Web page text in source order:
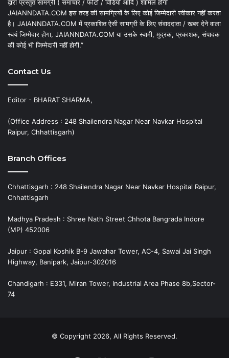
द्वारा प्रस्तुत सामग्री ( समाचार / फोटो / विडियो आदि ) शामिल होगी
JAIANNDATA.COM इस तरह की सामग्रियों के लिए कोई जिम्मेदारी स्वीकार नहीं करता
है। JAIANNDATA.COM में प्रकाशित ऐसी सामग्री के लिए संवाददाता / खबर देने वाला
स्वयं जिम्मेदार होगा, JAIANNDATA.COM या उसके स्वामी, मुद्रक, प्रकाशक, संपादक
की कोई भी जिम्मेदारी नहीं होगी.”
Contact Us
Editor - BHARAT SHARMA,
(Office Address : 248 Shailendra Nagar Near Navkar Hospital
Raipur, Chhattisgarh)
Branch Offices
Chhattisgarh : 248 Shailendra Nagar Near Navkar Hospital Raipur,
Chhattisgarh
Madhya Pradesh : Shree Nath Street Chhota Bangrada Indore
(MP) 452006
Jaipur : Gopal Koshik B-9 Jawahar Tower, AC-4, Sawai Jai Singh
Highway, Banipark, Jaipur-302016
Chandigarh : E331, Miran Tower, Industrial Area Phase 8b,Sector-
74
© Copyright 2026, All Rights Reserved.